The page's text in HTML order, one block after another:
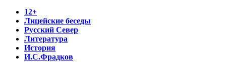
12+
Лицейские беседы
Русский Север
Литература
История
И.С.Фрадков